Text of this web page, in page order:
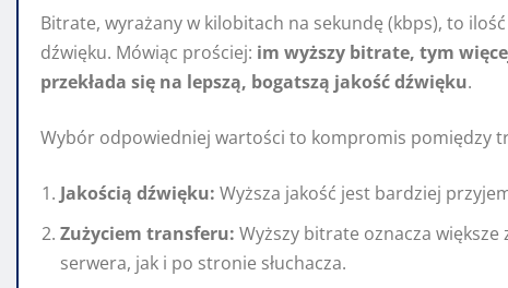
Bitrate, wyrażany w kilobitach na sekundę (kbps), to
dźwięku. Mówiąc prościej: im wyższy bitrate, tym
przekłada się na lepszą, bogatszą jakość dźwięku.
Wybór odpowiedniej wartości to kompromis pomiędzy
Jakością dźwięku: Wyższa jakość jest bardziej
Zużyciem transferu: Wyższy bitrate oznacza
serwera, jak i po stronie słuchacza.